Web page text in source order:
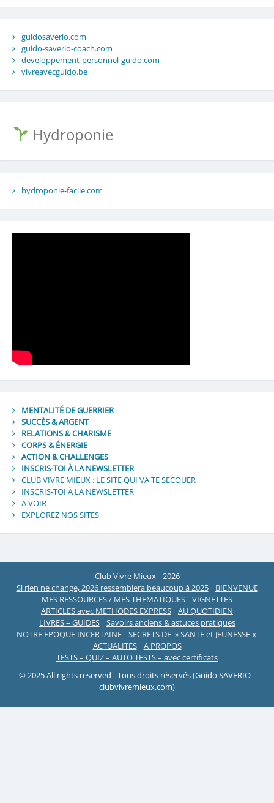
guidosaverio.com
guido-saverio-coach.com
developpement-personnel-guido.com
vivreavecguido.be
Hydroponie
hydroponie-facile.com
MENTALITÉ DE GUERRIER
SUCCÈS & ARGENT
RELATIONS & CHARISME
CORPS & ÉNERGIE
ACTION & CHALLENGES
INSCRIS-TOI À LA NEWSLETTER
CLUB VIVRE MIEUX : LE SITE QUI VA TE SECOUER
INSCRIS-TOI À LA NEWSLETTER
A VOIR
EXPLOREZ NOS SITES
Club Vivre Mieux
2026
Si rien ne change, 2026 ressemblera beaucoup à 2025
BIENVENUE
MES RESSOURCES / MES THEMATIQUES
VIGNETTES
ARTICLES avec METHODES EXPRESS
AU QUOTIDIEN
LIVRES – GUIDES
Savoirs anciens & astuces pratiques
NOTRE EPOQUE INCERTAINE
SECRETS DE » SANTE et JEUNESSE «
ACTUALITES
A PROPOS
TESTS – QUIZ – AUTO TESTS – avec certificats
© 2025 All rights reserved - Tous droits réservés (Guido SAVERIO -
clubvivremieux.com)